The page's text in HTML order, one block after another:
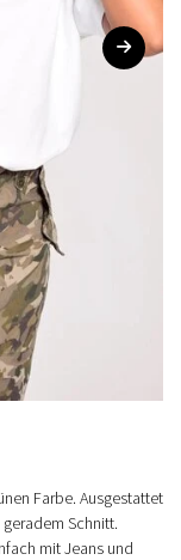
Farbe. Ausgestattet
Schnitt.
mit Jeans und